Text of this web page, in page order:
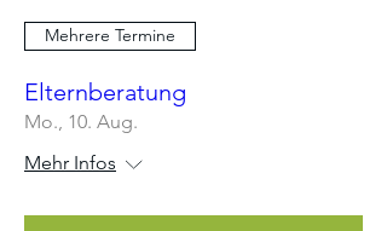
Mehrere Termine
Elternberatung
Mo., 10. Aug.
Mehr Infos